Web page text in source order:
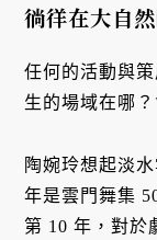
徜徉在大自
任何的活動與
生的場域在哪
陶婉玲想起淡
年是雲門舞集
第 10 年，對於